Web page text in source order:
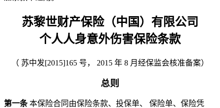
苏黎世财产保险（中国）有限公司
个人人身意外伤害保险条款
（ 苏中发[2015]165 号， 2015 年 8 月经保监会核准备案）
总则
第一条本保险合同由保险条款、投保单、 保险单、保险凭